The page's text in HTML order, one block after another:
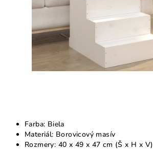
Farba: Biela
Materiál: Borovicový masív
Rozmery: 40 x 49 x 47 cm (Š x H x V)